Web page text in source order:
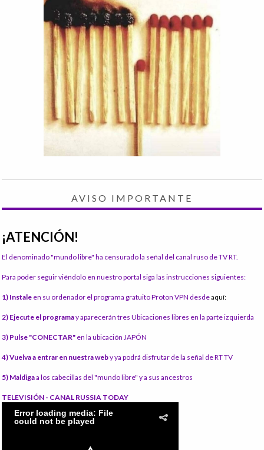
AVISO IMPORTANTE
¡ATENCIÓN!
El denominado "mundo libre" ha censurado la señal del canal ruso de TV RT.
Para poder seguir viéndolo en nuestro portal siga las instrucciones siguientes:
1) Instale en su ordenador el programa gratuito Proton VPN desdeaquí:
2) Ejecute el programay aparecerán tres Ubicaciones libres en la parte izquierda
3) Pulse "CONECTAR" en la ubicación JAPÓN
4) Vuelva a entrar en nuestra weby ya podrá disfrutar de la señal de RT TV
5) Maldigaa los cabecillas del "mundo libre" y a sus ancestros
TELEVISIÓN - CANAL RUSSIA TODAY